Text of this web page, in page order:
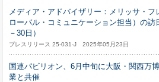
メディア・アドバイザリー：メリッサ・
ローバル・コミュニケーション担当）の訪
－30日）
プレスリリース 25-031-J 2025年05月23日
国連パビリオン、6月中旬に大阪・関西
業と共催